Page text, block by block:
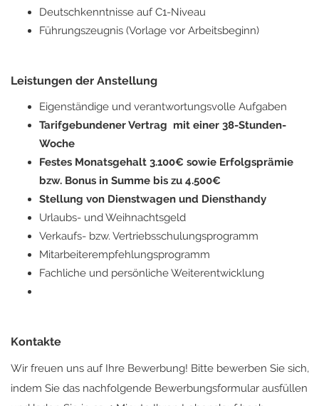
Deutschkenntnisse auf C1-Niveau
Führungszeugnis (Vorlage vor Arbeitsbeginn)
Leistungen der Anstellung
Eigenständige und verantwortungsvolle Aufgaben
Tarifgebundener Vertrag mit einer 38-Stunden-
Woche
Festes Monatsgehalt 3.100€ sowie Erfolgsprämie
bzw. Bonus in Summe bis zu 4.500€
Stellung von Dienstwagen und Diensthandy
Urlaubs- und Weihnachtsgeld
Verkaufs- bzw. Vertriebsschulungsprogramm
Mitarbeiterempfehlungsprogramm
Fachliche und persönliche Weiterentwicklung
Kontakte
Wir freuen uns auf Ihre Bewerbung! Bitte bewerben Sie sich,
indem Sie das nachfolgende Bewerbungsformular ausfüllen